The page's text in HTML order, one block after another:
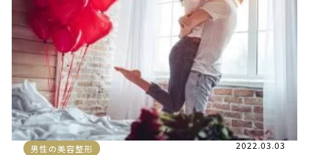
男性の美容整形 2022.03.03